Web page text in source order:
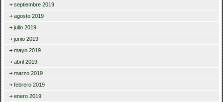
septiembre 2019
agosto 2019
julio 2019
junio 2019
mayo 2019
abril 2019
marzo 2019
febrero 2019
enero 2019